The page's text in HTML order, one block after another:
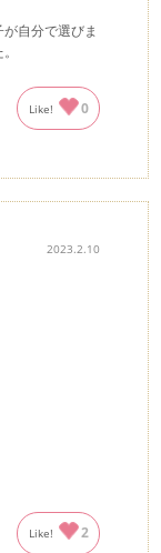
自分で選びま
Like! 0
2023.2.10
Like! 2